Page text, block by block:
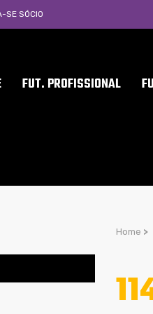
SE SÓCIO
FUT. PROFISSIONAL
Home >